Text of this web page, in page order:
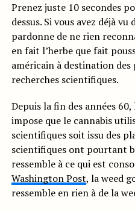
Prenez juste 10 secondes
dessus. Si vous avez déjà
pardonne de ne rien
en fait l’herbe que fait
américain à destination
recherches scientifiques.
Depuis la fin des années
impose que le cannabis
scientifiques soit issu des
scientifiques ont pourtant
ressemble à ce qui est
Washington Post, la weed
ressemble en rien à de la